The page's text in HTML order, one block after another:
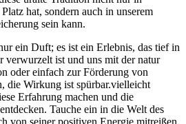
hat, sondern⁢ auch in unserem
⁣sein kann.
ein Duft; es⁢ ist ein Erlebnis, das tief ⁣in
verwurzelt ist ⁣und uns ⁤mit⁤ der natur
⁣oder⁢ einfach zur Förderung ⁤von
⁣die Wirkung‌ ist spürbar.vielleicht
Erfahrung machen und die
Tauche ein in die Welt des